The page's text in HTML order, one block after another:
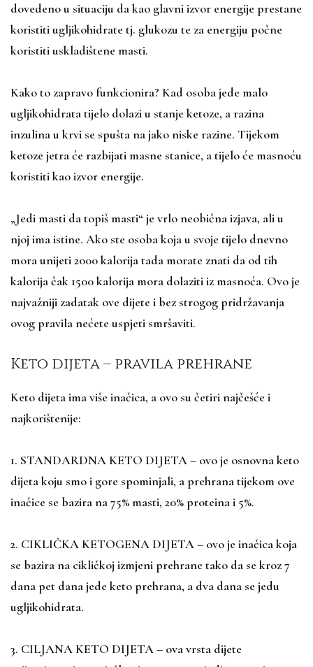
dovedeno u situaciju da kao glavni izvor energije prestane
koristiti ugljikohidrate tj. glukozu te za energiju počne
koristiti uskladištene masti.
Kako to zapravo funkcionira? Kad osoba jede malo
ugljikohidrata tijelo dolazi u stanje ketoze, a razina
inzulina u krvi se spušta na jako niske razine. Tijekom
ketoze jetra će razbijati masne stanice, a tijelo će masnoću
koristiti kao izvor energije.
„Jedi masti da topiš masti“ je vrlo neobična izjava, ali u
njoj ima istine. Ako ste osoba koja u svoje tijelo dnevno
mora unijeti 2000 kalorija tada morate znati da od tih
kalorija čak 1500 kalorija mora dolaziti iz masnoća. Ovo je
najvažniji zadatak ove dijete i bez strogog pridržavanja
ovog pravila nećete uspjeti smršaviti.
Keto dijeta – pravila prehrane
Keto dijeta ima više inačica, a ovo su četiri najčešće i
najkorištenije:
1. STANDARDNA KETO DIJETA – ovo je osnovna keto
dijeta koju smo i gore spominjali, a prehrana tijekom ove
inačice se bazira na 75% masti, 20% proteina i 5%.
2. CIKLIČKA KETOGENA DIJETA – ovo je inačica koja
se bazira na cikličkoj izmjeni prehrane tako da se kroz 7
dana pet dana jede keto prehrana, a dva dana se jedu
ugljikohidrata.
3. CILJANA KETO DIJETA – ova vrsta dijete